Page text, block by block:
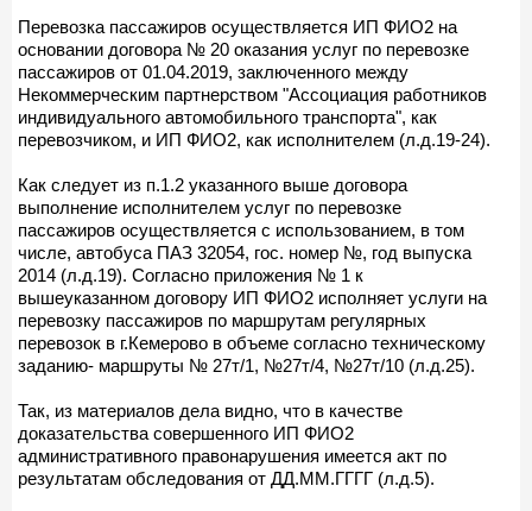
Перевозка пассажиров осуществляется ИП ФИО2 на
основании договора № 20 оказания услуг по перевозке
пассажиров от 01.04.2019, заключенного между
Некоммерческим партнерством "Ассоциация работников
индивидуального автомобильного транспорта", как
перевозчиком, и ИП ФИО2, как исполнителем (л.д.19-24).
Как следует из п.1.2 указанного выше договора
выполнение исполнителем услуг по перевозке
пассажиров осуществляется с использованием, в том
числе, автобуса ПАЗ 32054, гос. номер №, год выпуска
2014 (л.д.19). Согласно приложения № 1 к
вышеуказанном договору ИП ФИО2 исполняет услуги на
перевозку пассажиров по маршрутам регулярных
перевозок в г.Кемерово в объеме согласно техническому
заданию- маршруты № 27т/1, №27т/4, №27т/10 (л.д.25).
Так, из материалов дела видно, что в качестве
доказательства совершенного ИП ФИО2
административного правонарушения имеется акт по
результатам обследования от ДД.ММ.ГГГГ (л.д.5).